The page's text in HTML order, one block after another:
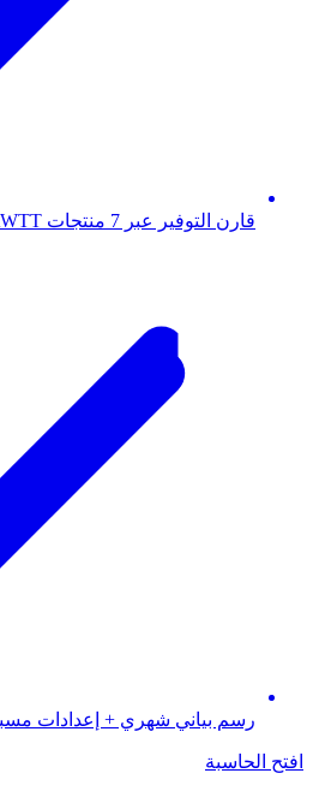
قارن التوفير عبر 7 منتجات AWTT
رسم بياني شهري + إعدادات
افتح الحاسبة